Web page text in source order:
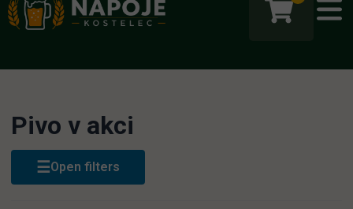
Pivo v akci
☰Open filters